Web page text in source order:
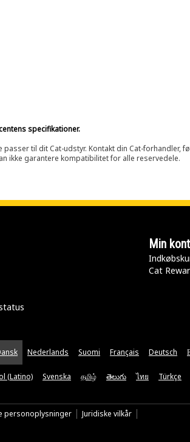
specifikationer.
til dit Cat-udstyr. Kontakt din Cat-forhandler,
ikke garantere kompatibilitet for alle reservedele.
Min
Cat
Nederlands Suomi Français Deutsch
(Latino) Svenska தமிழ் తెలుగు ไทย Türkçe
personoplysninger Juridiske vilkår